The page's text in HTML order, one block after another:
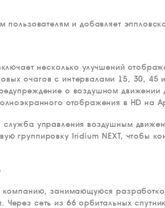
пользователям и добавляет
несколько улучшений
очагов с интервалами 15, 30, 45
о воздушном движении
отображения в HD на
управления воздушным
группировку Iridium NEXT, чтобы
компанию, занимающуюся
сеть из 66 орбитальных